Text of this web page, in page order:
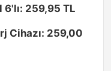
259,95 TL
Cihazı: 259,00